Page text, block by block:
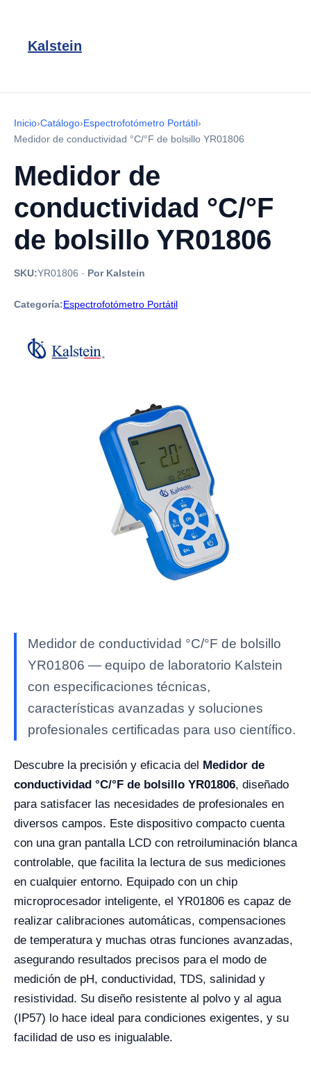
Kalstein
Inicio›Catálogo›Espectrofotómetro Portátil›
Medidor de conductividad °C/°F de bolsillo YR01806
Medidor de
conductividad °C/°F
de bolsillo YR01806
SKU:YR01806 · Por Kalstein
Categoría:Espectrofotómetro Portátil
Medidor de conductividad °C/°F de bolsillo
YR01806 — equipo de laboratorio Kalstein
con especificaciones técnicas,
características avanzadas y soluciones
profesionales certificadas para uso científico.
Descubre la precisión y eficacia del Medidor de
conductividad °C/°F de bolsillo YR01806, diseñado
para satisfacer las necesidades de profesionales en
diversos campos. Este dispositivo compacto cuenta
con una gran pantalla LCD con retroiluminación blanca
controlable, que facilita la lectura de sus mediciones
en cualquier entorno. Equipado con un chip
microprocesador inteligente, el YR01806 es capaz de
realizar calibraciones automáticas, compensaciones
de temperatura y muchas otras funciones avanzadas,
asegurando resultados precisos para el modo de
medición de pH, conductividad, TDS, salinidad y
resistividad. Su diseño resistente al polvo y al agua
(IP57) lo hace ideal para condiciones exigentes, y su
facilidad de uso es inigualable.